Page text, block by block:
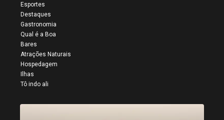
Esportes
Destaques
Gastronomia
Qual é a Boa
Bares
Atrações Naturais
Hospedagem
Ilhas
Tô indo ali